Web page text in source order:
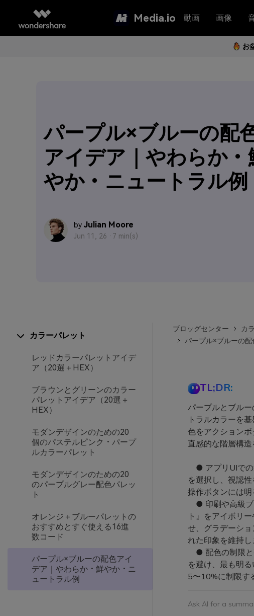
Media.io 動画 画像
お
パープル×ブルーの配
アイデア｜やわらか・
やか・ニュートラル例
by Julian Moore
Jun 11, 26 · 7 min(s)
カラーパレット
レッドカラーパレットアイデ
ア（20選＋HEX）
ブラウンとグリーンのカラー
パレットアイデア（20選＋
HEX）
モダンデザインのための20
個のパステルピンク・パープ
ルカラーパレット
モダンデザインのための20
のパープルグレー配色パレッ
ト
オレンジ＋ブルーパレットの
おすすめとすぐ使える16進
数コード
パープル×ブルーの配色アイ
デア｜やわらか・鮮やか・ニ
ュートラル例
ブロッグセンター
カ
パープル×ブルーの
TL;DR:
パープルとブル
トラルカラーを
色をアクション
直感的な階層構造
● アプリUIでの
を選択し、視認
操作ボタンには明
● 印刷や高級ブ
ト』をアイボリ
せ、グラデーシ
れた印象を維持し
● 配色の制限と
を避け、最も明
5〜10%に制限す
Ask AI for a